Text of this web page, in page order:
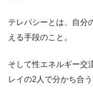
テレパシーとは、自分
える手段のこと。
そして性エネルギー交
レイの2人で分かち合う